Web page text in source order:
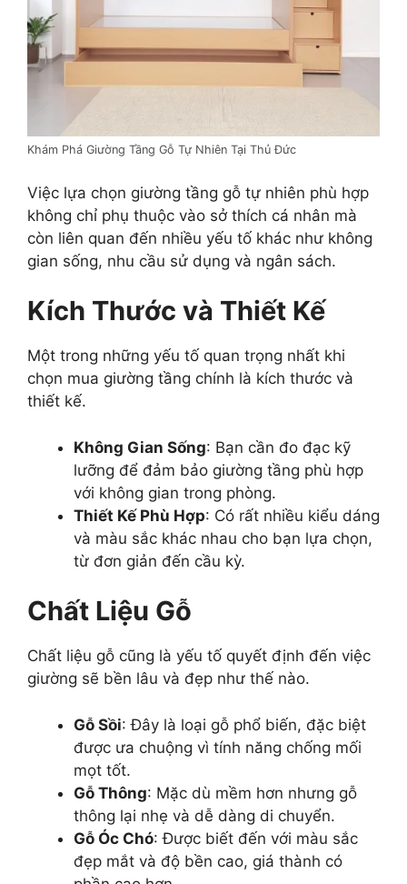
Khám Phá Giường Tầng Gỗ Tự Nhiên Tại Thủ Đức
Việc lựa chọn giường tầng gỗ tự nhiên phù hợp
không chỉ phụ thuộc vào sở thích cá nhân mà
còn liên quan đến nhiều yếu tố khác như không
gian sống, nhu cầu sử dụng và ngân sách.
Kích Thước và Thiết Kế
Một trong những yếu tố quan trọng nhất khi
chọn mua giường tầng chính là kích thước và
thiết kế.
Không Gian Sống: Bạn cần đo đạc kỹ
lưỡng để đảm bảo giường tầng phù hợp
với không gian trong phòng.
Thiết Kế Phù Hợp: Có rất nhiều kiểu dáng
và màu sắc khác nhau cho bạn lựa chọn,
từ đơn giản đến cầu kỳ.
Chất Liệu Gỗ
Chất liệu gỗ cũng là yếu tố quyết định đến việc
giường sẽ bền lâu và đẹp như thế nào.
Gỗ Sồi: Đây là loại gỗ phổ biến, đặc biệt
được ưa chuộng vì tính năng chống mối
mọt tốt.
Gỗ Thông: Mặc dù mềm hơn nhưng gỗ
thông lại nhẹ và dễ dàng di chuyển.
Gỗ Óc Chó: Được biết đến với màu sắc
đẹp mắt và độ bền cao, giá thành có